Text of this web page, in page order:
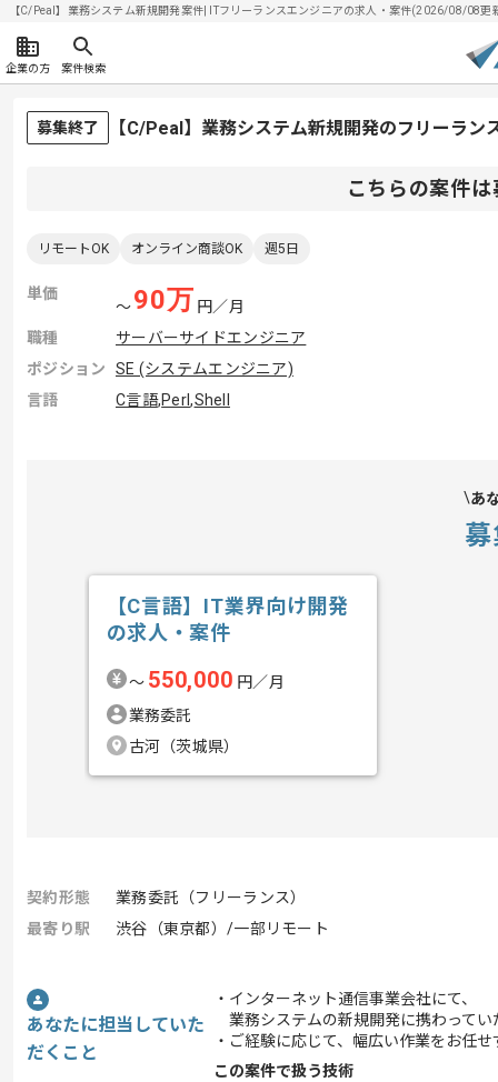
【C/Peal】業務システム新規開発案件| ITフリーランスエンジニアの求人・案件(2026/08/08更
企業の方 案件検索
募集終了 【C/Peal】業務システム新規開発のフリーラン
こちらの案件
リモートOK オンライン商談OK 週5日
単価
〜90万 円／月
職種
サーバーサイドエンジニア
ポジション
SE (システムエンジニア)
言語
C言語,Perl,Shell
あ
【C言語】IT業界向け開発
の求人・案件
〜 550,000 円／月
業務委託
古河（茨城県）
契約形態
業務委託（フリーランス）
最寄り駅
渋谷（東京都）/一部リモート
あなたに担当していた
だくこと
・インターネット通信事業会社にて、
業務システムの新規開発に携わってい
・ご経験に応じて、幅広い作業をお任
この案件で扱う技術